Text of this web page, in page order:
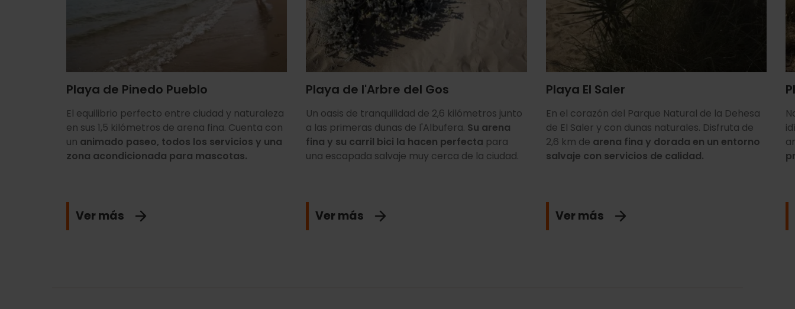
Playa de Pinedo Pueblo
El equilibrio perfecto entre ciudad y naturaleza
en sus 1,5 kilómetros de arena fina. Cuenta con
un animado paseo, todos los servicios y una
zona acondicionada para mascotas.
Ver más
Playa de l'Arbre del Gos
Un oasis de tranquilidad de 2,6 kilómetros junto
a las primeras dunas de l'Albufera. Su arena
fina y su carril bici la hacen perfecta para
una escapada salvaje muy cerca de la ciudad.
Ver más
Playa El Saler
En el corazón del Parque Natural de la Dehesa
de El Saler y con dunas naturales. Disfruta de
2,6 km de arena fina y dorada en un entorno
salvaje con servicios de calidad.
Ver más